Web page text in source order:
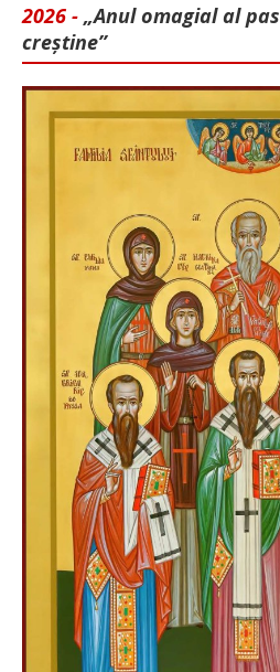
2026 - „Anul omagial al
creștine”